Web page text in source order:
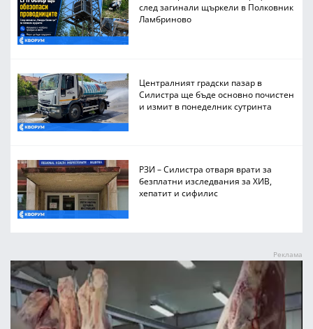
след загинали щъркели в Полковник
Ламбриново
Централният градски пазар в
Силистра ще бъде основно почистен
и измит в понеделник сутринта
РЗИ – Силистра отваря врати за
безплатни изследвания за ХИВ,
хепатит и сифилис